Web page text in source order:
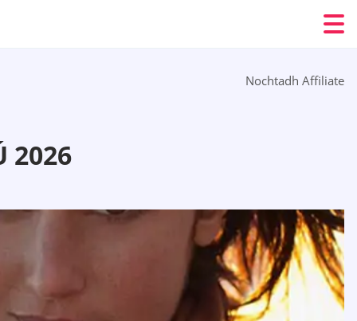
Nochtadh Affiliate
2026